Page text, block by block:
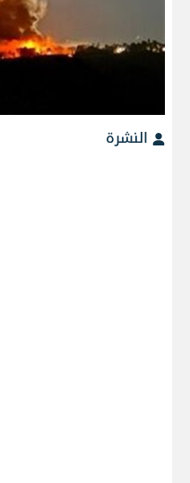
النشرة